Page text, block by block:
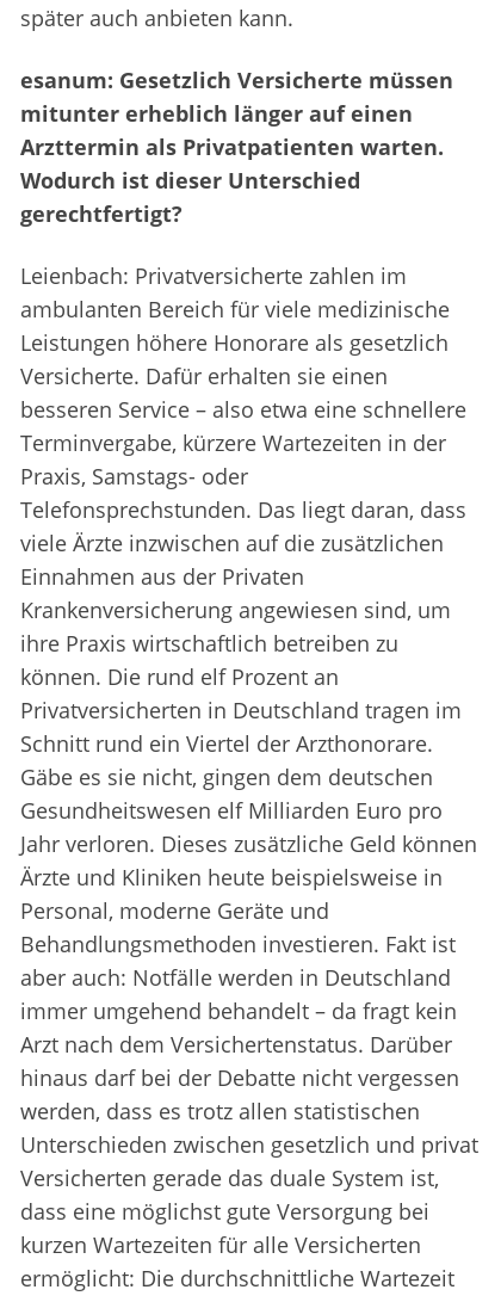
später auch anbieten kann.
esanum: Gesetzlich Versicherte müssen
mitunter erheblich länger auf einen
Arzttermin als Privatpatienten warten.
Wodurch ist dieser Unterschied
gerechtfertigt?
Leienbach: Privatversicherte zahlen im
ambulanten Bereich für viele medizinische
Leistungen höhere Honorare als gesetzlich
Versicherte. Dafür erhalten sie einen
besseren Service – also etwa eine schnellere
Terminvergabe, kürzere Wartezeiten in der
Praxis, Samstags- oder
Telefonsprechstunden. Das liegt daran, dass
viele Ärzte inzwischen auf die zusätzlichen
Einnahmen aus der Privaten
Krankenversicherung angewiesen sind, um
ihre Praxis wirtschaftlich betreiben zu
können. Die rund elf Prozent an
Privatversicherten in Deutschland tragen im
Schnitt rund ein Viertel der Arzthonorare.
Gäbe es sie nicht, gingen dem deutschen
Gesundheitswesen elf Milliarden Euro pro
Jahr verloren. Dieses zusätzliche Geld können
Ärzte und Kliniken heute beispielsweise in
Personal, moderne Geräte und
Behandlungsmethoden investieren. Fakt ist
aber auch: Notfälle werden in Deutschland
immer umgehend behandelt – da fragt kein
Arzt nach dem Versichertenstatus. Darüber
hinaus darf bei der Debatte nicht vergessen
werden, dass es trotz allen statistischen
Unterschieden zwischen gesetzlich und privat
Versicherten gerade das duale System ist,
dass eine möglichst gute Versorgung bei
kurzen Wartezeiten für alle Versicherten
ermöglicht: Die durchschnittliche Wartezeit